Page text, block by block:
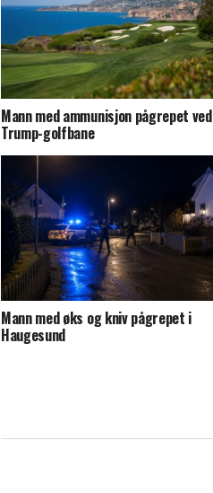
Mann med ammunisjon pågrepet ved
Trump-golfbane
Mann med øks og kniv pågrepet i
Haugesund